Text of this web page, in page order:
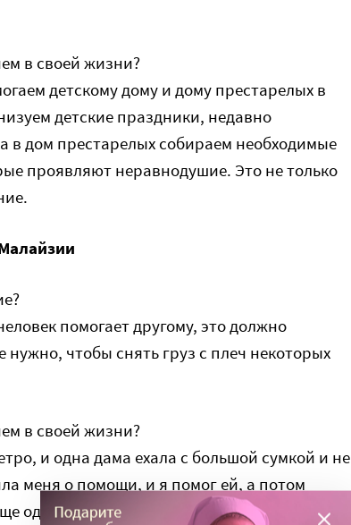
в своей жизни?
детскому дому и дому престарелых в
детские праздники, недавно
в дом престарелых собираем необходимые
проявляют неравнодушие. Это не только
помогает другому, это должно
чтобы снять груз с плеч некоторых
в своей жизни?
и одна дама ехала с большой сумкой и не
меня о помощи, и я помог ей, а потом
одна лестница, и я решил дождаться